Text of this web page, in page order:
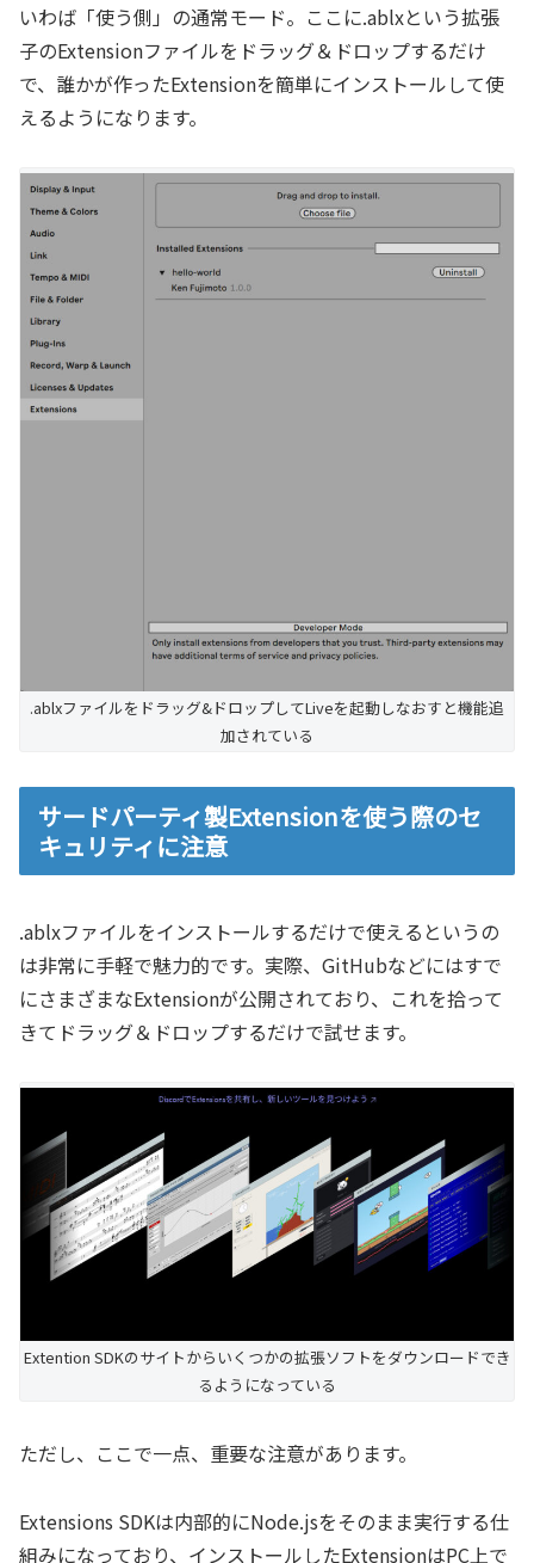
いわば「使う側」の通常モード。ここに.ablxという拡張
子のExtensionファイルをドラッグ＆ドロップするだけ
で、誰かが作ったExtensionを簡単にインストールして使
えるようになります。
.ablxファイルをドラッグ&ドロップしてLiveを起動しなおすと機能追
加されている
サードパーティ製Extensionを使う際のセ
キュリティに注意
.ablxファイルをインストールするだけで使えるというの
は非常に手軽で魅力的です。実際、GitHubなどにはすで
にさまざまなExtensionが公開されており、これを拾って
きてドラッグ＆ドロップするだけで試せます。
Extention SDKのサイトからいくつかの拡張ソフトをダウンロードでき
るようになっている
ただし、ここで一点、重要な注意があります。
Extensions SDKは内部的にNode.jsをそのまま実行する仕
組みになっており、インストールしたExtensionはPC上で